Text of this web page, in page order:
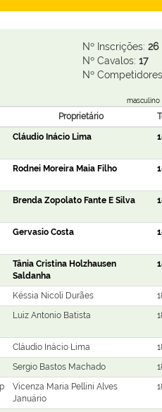
Nº Inscrições:26
Nº Cavalos:17
Nº
masculino
Proprietário
Cláudio Inácio Lima
Rodnei Moreira Maia Filho
Brenda Zopolato Fante E Silva
Gervasio Costa
Tânia Cristina Holzhausen
Saldanha
Késsia Nicoli Durães
Luiz Antonio Batista
Cláudio Inácio Lima
Sergio Bastos Machado
Vicenza Maria Pellini Alves
Januário